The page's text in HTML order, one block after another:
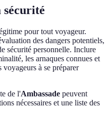
pour tout voyageur.
des dangers potentiels,
sécurité personnelle. Inclure
les arnaques connues et
à se préparer
de l'Ambassade peuvent
nécessaires et une liste des